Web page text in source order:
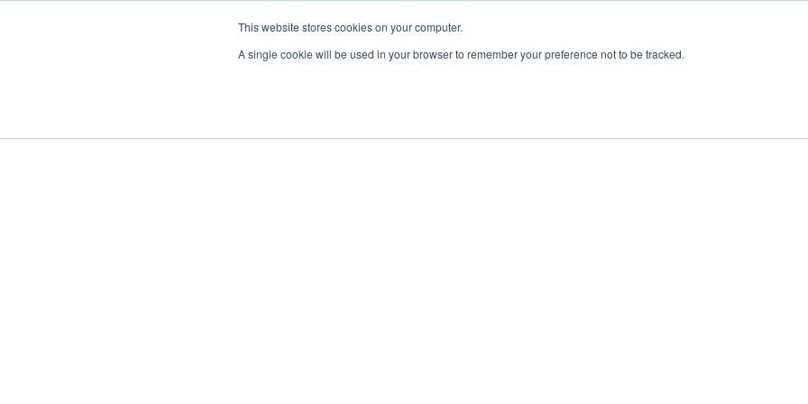
This website stores cookies on your computer.
A single cookie will be used in your browser to remember your preference not to be tracked.